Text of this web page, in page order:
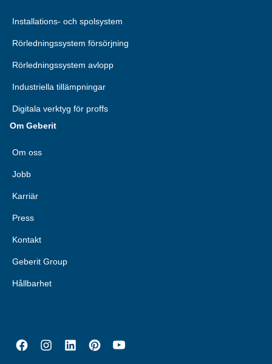
Installations- och spolsystem
Rörledningssystem försörjning
Rörledningssystem avlopp
Industriella tillämpningar
Digitala verktyg för proffs
Om Geberit
Om oss
Jobb
Karriär
Press
Kontakt
Geberit Group
Hållbarhet